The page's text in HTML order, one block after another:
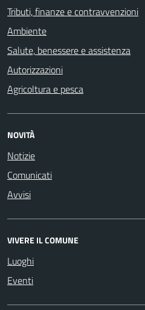
Tributi, finanze e contravvenzioni
Ambiente
Salute, benessere e assistenza
Autorizzazioni
Agricoltura e pesca
NOVITÀ
Notizie
Comunicati
Avvisi
VIVERE IL COMUNE
Luoghi
Eventi